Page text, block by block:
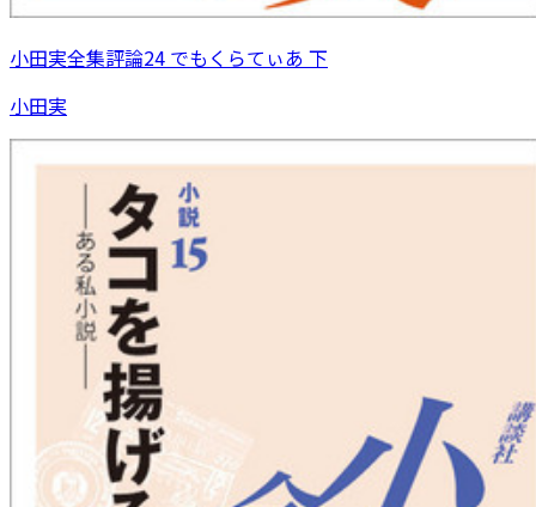
小田実全集評論24 でもくらてぃあ 下
小田実